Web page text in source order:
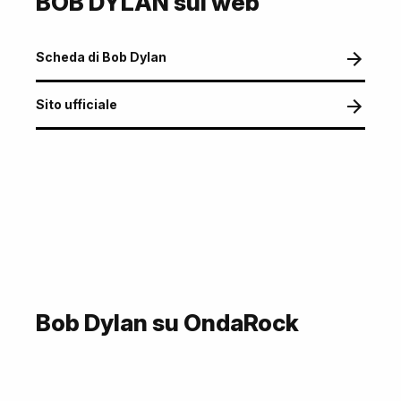
Scheda di Bob Dylan
Sito ufficiale
Bob Dylan su OndaRock